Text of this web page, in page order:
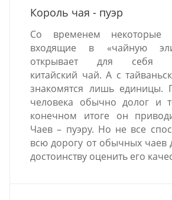
Король чая - пуэр
Со временем некоторые
входящие в «чайную
открывает для себя
китайский чай. А с
знакомятся лишь единицы.
человека обычно долог и
конечном итоге он
Чаев – пуэру. Но не все
всю дорогу от обычных чаев
достоинству оценить его